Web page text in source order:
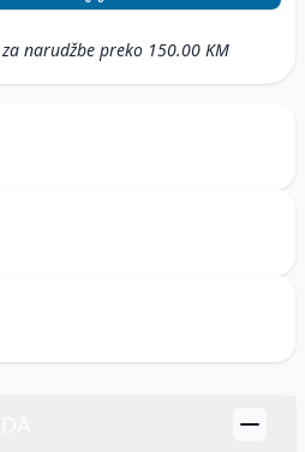
narudžbe preko 150.00 KM